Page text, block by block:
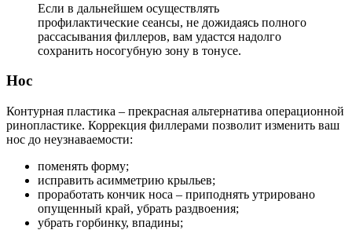
Если в дальнейшем осуществлять
профилактические сеансы, не дожидаясь полного
рассасывания филлеров, вам удастся надолго
сохранить носогубную зону в тонусе.
Нос
Контурная пластика – прекрасная альтернатива операционной
ринопластике. Коррекция филлерами позволит изменить ваш
нос до неузнаваемости:
поменять форму;
исправить асимметрию крыльев;
проработать кончик носа – приподнять утрировано
опущенный край, убрать раздвоения;
убрать горбинку, впадины;